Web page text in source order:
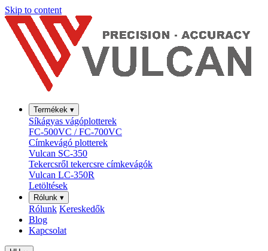
Skip to content
Termékek ▾
Síkágyas vágóplotterek
FC-500VC / FC-700VC
Címkevágó plotterek
Vulcan SC-350
Tekercsről tekercsre címkevágók
Vulcan LC-350R
Letöltések
Rólunk ▾
Rólunk Kereskedők
Blog
Kapcsolat